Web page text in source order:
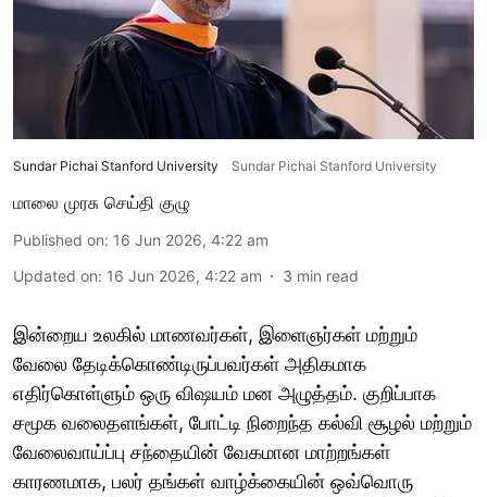
Sundar Pichai Stanford University Sundar Pichai Stanford University
மாலை முரசு செய்தி குழு
Published on: 16 Jun 2026, 4:22 am
Updated on: 16 Jun 2026, 4:22 am 3 min read
இன்றைய உலகில் மாணவர்கள், இளைஞர்கள் மற்றும்
வேலை தேடிக்கொண்டிருப்பவர்கள் அதிகமாக
எதிர்கொள்ளும் ஒரு விஷயம் மன அழுத்தம். குறிப்பாக
சமூக வலைதளங்கள், போட்டி நிறைந்த கல்வி சூழல் மற்றும்
வேலைவாய்ப்பு சந்தையின் வேகமான மாற்றங்கள்
காரணமாக, பலர் தங்கள் வாழ்க்கையின் ஒவ்வொரு